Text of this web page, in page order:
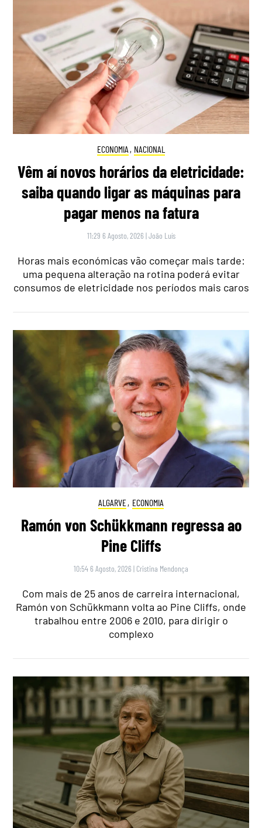
ECONOMIA , NACIONAL
Vêm aí novos horários da eletricidade:
saiba quando ligar as máquinas para
pagar menos na fatura
11:29 6 Agosto, 2026 |João Luís
Horas mais económicas vão começar mais tarde:
uma pequena alteração na rotina poderá evitar
consumos de eletricidade nos períodos mais caros
ALGARVE, ECONOMIA
Ramón von Schükkmann regressa ao
Pine Cliffs
10:54 6 Agosto, 2026 | Cristina Mendonça
Com mais de 25 anos de carreira internacional,
Ramón von Schükkmann volta ao Pine Cliffs, onde
trabalhou entre 2006 e 2010, para dirigir o
complexo